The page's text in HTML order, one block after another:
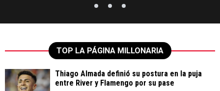
TOP LA PÁGINA MILLONARIA
Thiago Almada definió su postura en la puja
entre River y Flamengo por su pase